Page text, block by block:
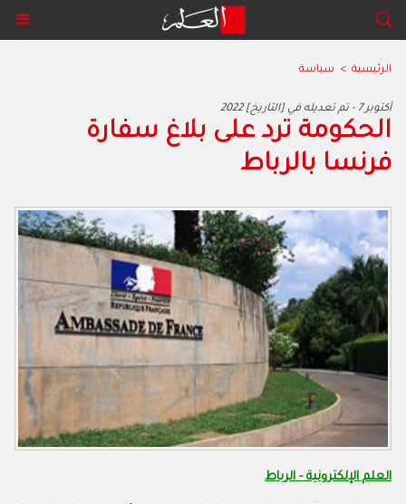
الرئيسية > سياسة
2022 أكتوبر 7 - تم تعديله في [التاريخ]
الحكومة ترد على بلاغ سفارة
فرنسا بالرباط
العلم الإلكترونية - الرباط